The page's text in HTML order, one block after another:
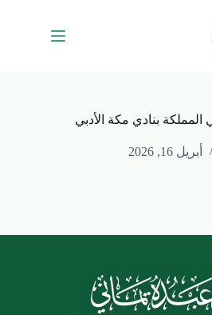
بنادي مكة الأدبي
أبريل 16, 2026